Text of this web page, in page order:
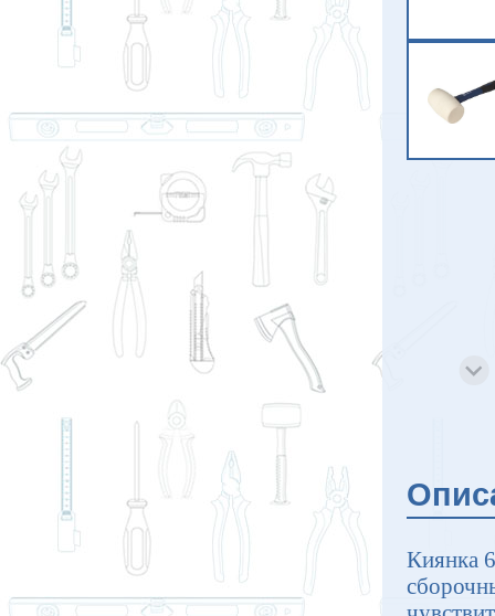
Киянка